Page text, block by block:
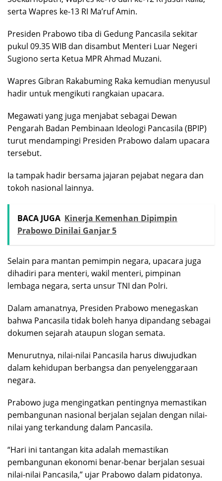
serta Wapres ke-13 RI Ma’ruf Amin.
Presiden Prabowo tiba di Gedung Pancasila sekitar
pukul 09.35 WIB dan disambut Menteri Luar Negeri
Sugiono serta Ketua MPR Ahmad Muzani.
Wapres Gibran Rakabuming Raka kemudian menyusul
hadir untuk mengikuti rangkaian upacara.
Megawati yang juga menjabat sebagai Dewan
Pengarah Badan Pembinaan Ideologi Pancasila (BPIP)
turut mendampingi Presiden Prabowo dalam upacara
tersebut.
Ia tampak hadir bersama jajaran pejabat negara dan
tokoh nasional lainnya.
BACA JUGA Kinerja Kemenhan Dipimpin
Prabowo Dinilai Ganjar 5
Selain para mantan pemimpin negara, upacara juga
dihadiri para menteri, wakil menteri, pimpinan
lembaga negara, serta unsur TNI dan Polri.
Dalam amanatnya, Presiden Prabowo menegaskan
bahwa Pancasila tidak boleh hanya dipandang sebagai
dokumen sejarah ataupun slogan semata.
Menurutnya, nilai-nilai Pancasila harus diwujudkan
dalam kehidupan berbangsa dan penyelenggaraan
negara.
Prabowo juga mengingatkan pentingnya memastikan
pembangunan nasional berjalan sejalan dengan nilai-
nilai yang terkandung dalam Pancasila.
“Hari ini tantangan kita adalah memastikan
pembangunan ekonomi benar-benar berjalan sesuai
nilai-nilai Pancasila,” ujar Prabowo dalam pidatonya.